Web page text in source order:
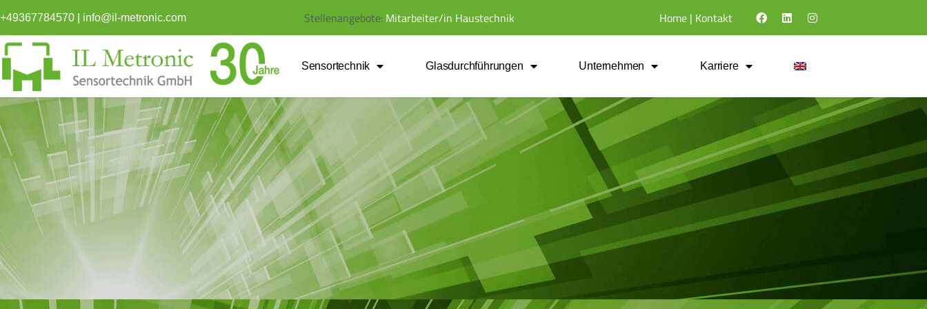
springen
+49367784570 info@il-metronic.com Stellenangebote: Mitarbeiter/in Haustechnik Home | Kontakt
Sensortechnik Glasdurchführungen Unternehmen Karriere